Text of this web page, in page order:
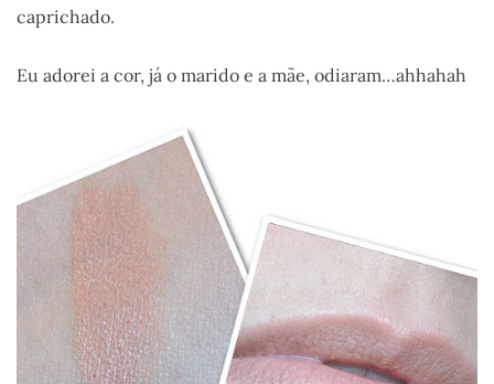
caprichado.
Eu adorei a cor, já o marido e a mãe, odiaram…ahhahah